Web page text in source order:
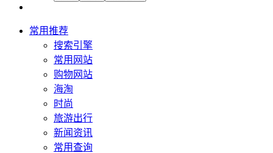
常用推荐
搜索引擎
常用网站
购物网站
海淘
时尚
旅游出行
新闻资讯
常用查询